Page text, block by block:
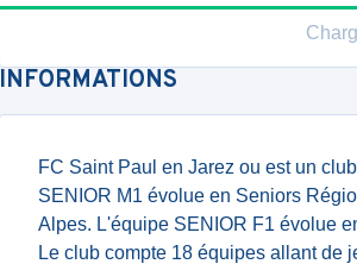
INFORMATIONS
FC Saint Paul en Jarez ou est un
SENIOR M1 évolue en Seniors
Alpes. L'équipe SENIOR F1 évolue
Le club compte 18 équipes allant de